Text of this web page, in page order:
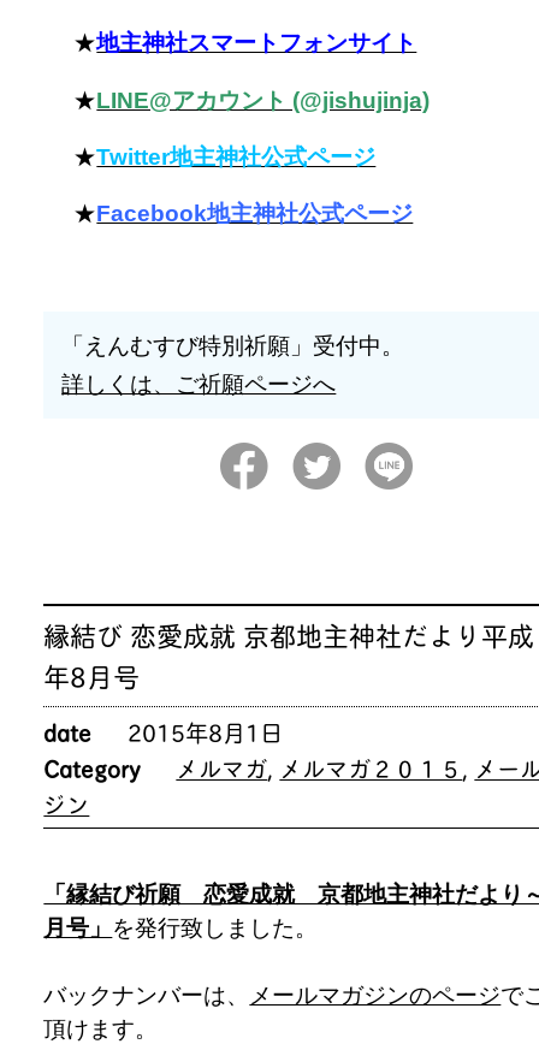
★地主神社スマートフォンサイト
★LINE@アカウント (@jishujinja)
★Twitter地主神社公式ページ
★Facebook地主神社公式ページ
「えんむすび特別祈願」受付中。
詳しくは、ご祈願ページへ
縁結び 恋愛成就 京都地主神社だより平
年8月号
date
2015年8月1日
Category
メルマガ, メルマガ２０１５, メー
ジン
「縁結び祈願 恋愛成就 京都地主神社だより
月号」 を発行致しました。
バックナンバーは、 メールマガジンのページで
頂けます。